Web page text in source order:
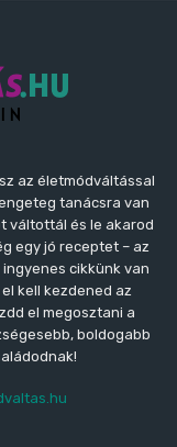
az életmódváltással
tanácsra van
váltottál és le akarod
egy jó receptet – az
cikkünk van
kell kezdened az
el megosztani a
boldogabb